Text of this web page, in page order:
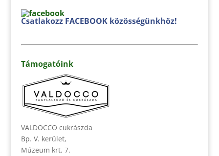
Csatlakozz FACEBOOK közösségünkhöz!
Támogatóink
VALDOCCO cukrászda
Bp. V. kerület,
Múzeum krt. 7.